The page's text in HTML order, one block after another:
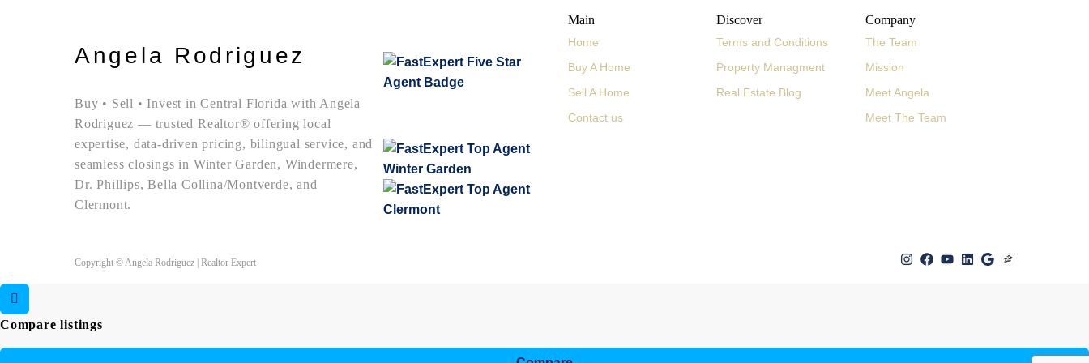
Angela Rodriguez
Buy • Sell • Invest in Central Florida with Angela
Rodriguez — trusted Realtor® offering local
expertise, data-driven pricing, bilingual service, and
seamless closings in Winter Garden, Windermere,
Dr. Phillips, Bella Collina/Montverde, and
Clermont.
Main
Home
Buy A Home
Sell A Home
Contact us
Discover
Terms and Conditions
Property Managment
Real Estate Blog
Company
The Team
Mission
Meet Angela
Meet The Team
Copyright © Angela Rodriguez | Realtor Expert
Compare listings